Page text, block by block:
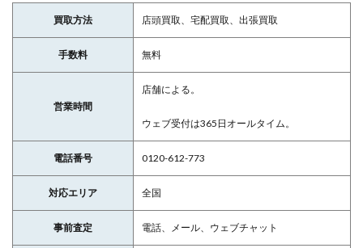
買取方法 店頭買取、宅配買取、出張買取
手数料 無料
営業時間
店舗による。
ウェブ受付は365日オールタイム。
電話番号 0120-612-773
対応エリア 全国
事前査定 電話、メール、ウェブチャット